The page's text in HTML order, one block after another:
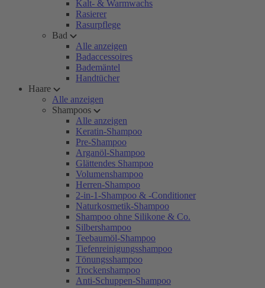
Kalt- & Warmwachs
Rasierer
Rasurpflege
Bad
Alle anzeigen
Badaccessoires
Bademäntel
Handtücher
Haare
Alle anzeigen
Shampoos
Alle anzeigen
Keratin-Shampoo
Pre-Shampoo
Arganöl-Shampoo
Glättendes Shampoo
Volumenshampoo
Herren-Shampoo
2-in-1-Shampoo & -Conditioner
Naturkosmetik-Shampoo
Shampoo ohne Silikone & Co.
Silbershampoo
Teebaumöl-Shampoo
Tiefenreinigungsshampoo
Tönungsshampoo
Trockenshampoo
Anti-Schuppen-Shampoo